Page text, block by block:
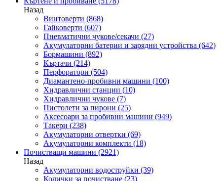
Назад
Винтоверти (868)
Гайковерти (607)
Пневматични чукове/секачи (27)
Акумулаторни батерии и зарядни устройства (642)
Бормашини (892)
Къртачи (214)
Перфоратори (504)
Диамантено-пробивни машини (100)
Хидравлични станции (10)
Хидравлични чукове (7)
Пистолети за пирони (25)
Аксесоари за пробивни машини (949)
Такери (238)
Акумулаторни отвертки (69)
Акумулаторни комплекти (18)
Почистващи машини (2921)
Назад
Акумулаторни водоструйки (39)
Колички за почистване (23)